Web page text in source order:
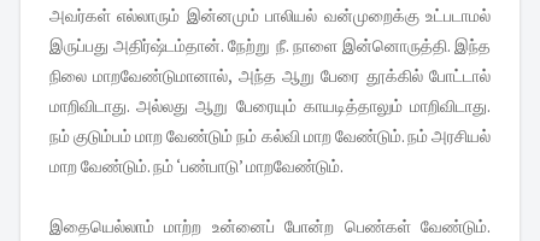
அவர்கள் எல்லாரும் இன்னமும் பாலியல் வன்முறைக்கு உட்படாமல்
இருப்பது அதிர்ஷ்டம்தான். நேற்று நீ. நாளை இன்னொருத்தி. இந்த
நிலை மாறவேண்டுமானால், அந்த ஆறு பேரை தூக்கில் போட்டால்
மாறிவிடாது. அல்லது ஆறு பேரையும் காயடித்தாலும் மாறிவிடாது.
நம் குடும்பம் மாற வேண்டும் நம் கல்வி மாற வேண்டும். நம் அரசியல்
மாற வேண்டும். நம் ‘பண்பாடு’ மாறவேண்டும்.
இதையெல்லாம் மாற்ற உன்னைப் போன்ற பெண்கள் வேண்டும்.